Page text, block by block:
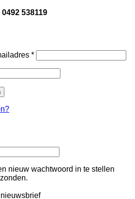
538119
*Vereist
nieuw wachtwoord in te stellen